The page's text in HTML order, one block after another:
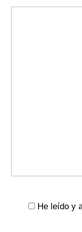
He leído y